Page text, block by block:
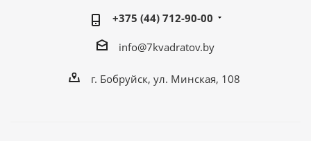
+375 (44) 712-90-00
info@7kvadratov.by
г. Бобруйск, ул. Минская, 108